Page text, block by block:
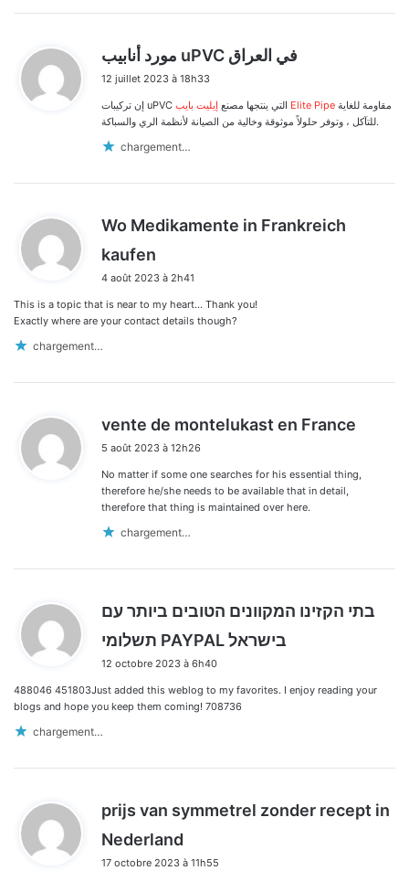
مورد أنابيب uPVC في العراق
:
12 juillet 2023 à 18h33
إن تركيبات uPVC التي ينتجها مصنع إيليت بايب Elite Pipe
للتآكل ، وتوفر حلولاً موثوقة وخالية من الصيانة لأنظمة الري والسباكة.
chargement…
Wo Medikamente in Frankreich
kaufen
t
:
4 août 2023 à 2h41
This is a topic that is near to my heart… Thank you!
Exactly where are your contact details though?
chargement…
vente de montelukast en France
5 août 2023 à 12h26
No matter if some one searches for his essential thing,
therefore he/she needs to be available that in detail,
therefore that thing is maintained over here.
chargement…
בתי הקזינו המקוונים הטובים ביותר עם
תשלומי PAYPAL בישראל
12 octobre 2023 à 6h40
488046 451803Just added this weblog to my favorites. I enjoy reading your
blogs and hope you keep them coming! 708736
chargement…
prijs van symmetrel zonder recept in
Nederland
t
17 octobre 2023 à 11h55